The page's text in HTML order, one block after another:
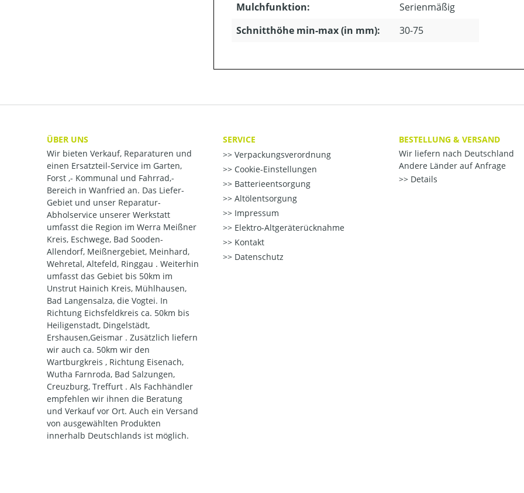
Mulchfunktion:
Serienmäßig
Schnitthöhe min-max (in mm):
30-75
ÜBER UNS
Wir bieten Verkauf, Reparaturen und
einen Ersatzteil-Service im Garten,
Forst ,- Kommunal und Fahrrad,-
Bereich in Wanfried an. Das Liefer-
Gebiet und unser Reparatur-
Abholservice unserer Werkstatt
umfasst die Region im Werra Meißner
Kreis, Eschwege, Bad Sooden-
Allendorf, Meißnergebiet, Meinhard,
Wehretal, Altefeld, Ringgau . Weiterhin
umfasst das Gebiet bis 50km im
Unstrut Hainich Kreis, Mühlhausen,
Bad Langensalza, die Vogtei. In
Richtung Eichsfeldkreis ca. 50km bis
Heiligenstadt, Dingelstädt,
Ershausen,Geismar . Zusätzlich liefern
wir auch ca. 50km wir den
Wartburgkreis , Richtung Eisenach,
Wutha Farnroda, Bad Salzungen,
Creuzburg, Treffurt . Als Fachhändler
empfehlen wir ihnen die Beratung
und Verkauf vor Ort. Auch ein Versand
von ausgewählten Produkten
innerhalb Deutschlands ist möglich.
SERVICE
Verpackungsverordnung
Cookie-Einstellungen
Batterieentsorgung
Altölentsorgung
Impressum
Elektro-Altgeräterücknahme
Kontakt
Datenschutz
BESTELLUNG & VERSAND
Wir liefern nach Deutschland
Andere Länder auf Anfrage
Details